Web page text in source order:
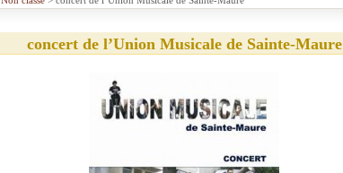
concert de l’Union Musicale de Sainte-Maure